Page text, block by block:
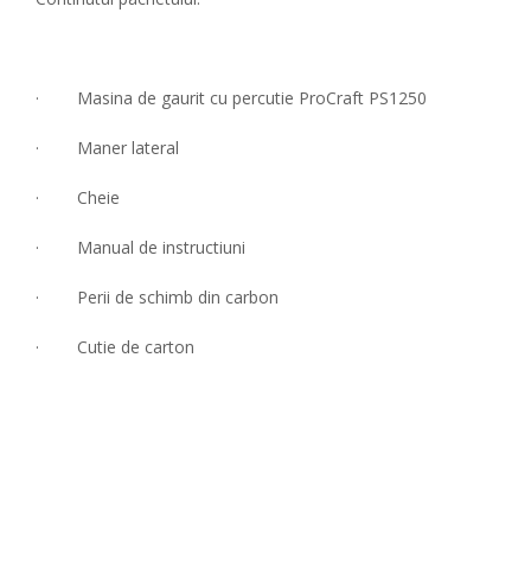
· Masina de gaurit cu percutie ProCraft PS1250
· Maner lateral
· Cheie
· Manual de instructiuni
· Perii de schimb din carbon
· Cutie de carton